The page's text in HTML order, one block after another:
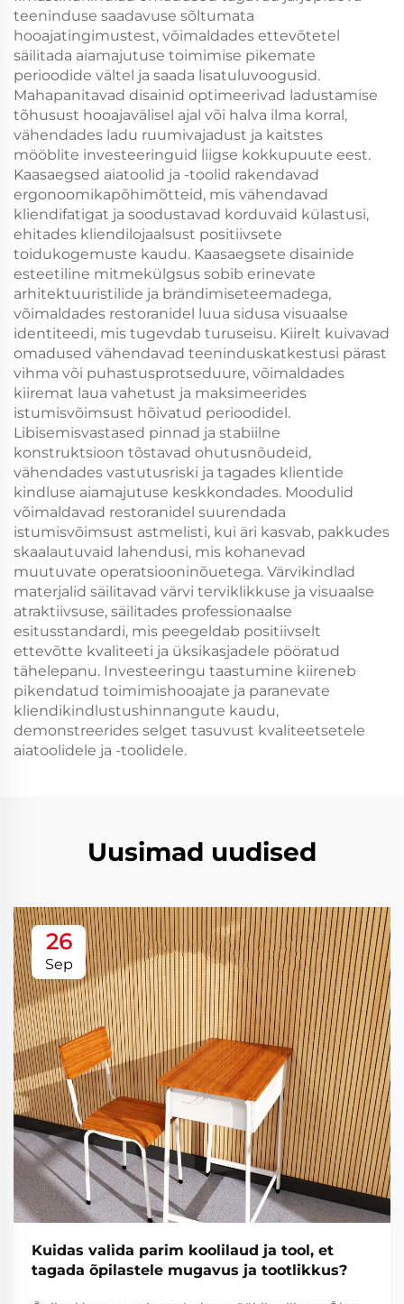
teeninduse saadavuse sõltumata
hooajatingimustest, võimaldades ettevõtetel
säilitada aiamajutuse toimimise pikemate
perioodide vältel ja saada lisatuluvoogusid.
Mahapanitavad disainid optimeerivad ladustamise
tõhusust hooajavälisel ajal või halva ilma korral,
vähendades ladu ruumivajadust ja kaitstes
mööblite investeeringuid liigse kokkupuute eest.
Kaasaegsed aiatoolid ja -toolid rakendavad
ergonoomikapõhimõtteid, mis vähendavad
kliendifatigat ja soodustavad korduvaid külastusi,
ehitades kliendilojaalsust positiivsete
toidukogemuste kaudu. Kaasaegsete disainide
esteetiline mitmekülgsus sobib erinevate
arhitektuuristilide ja brändimiseteemadega,
võimaldades restoranidel luua sidusa visuaalse
identiteedi, mis tugevdab turuseisu. Kiirelt kuivavad
omadused vähendavad teeninduskatkestusi pärast
vihma või puhastusprotseduure, võimaldades
kiiremat laua vahetust ja maksimeerides
istumisvõimsust hõivatud perioodidel.
Libisemisvastased pinnad ja stabiilne
konstruktsioon tõstavad ohutusnõudeid,
vähendades vastutusriski ja tagades klientide
kindluse aiamajutuse keskkondades. Moodulid
võimaldavad restoranidel suurendada
istumisvõimsust astmelisti, kui äri kasvab, pakkudes
skaalautuvaid lahendusi, mis kohanevad
muutuvate operatsiooninõuetega. Värvikindlad
materjalid säilitavad värvi terviklikkuse ja visuaalse
atraktiivsuse, säilitades professionaalse
esitusstandardi, mis peegeldab positiivselt
ettevõtte kvaliteeti ja üksikasjadele pööratud
tähelepanu. Investeeringu taastumine kiireneb
pikendatud toimimishooajate ja paranevate
kliendikindlustushinnangute kaudu,
demonstreerides selget tasuvust kvaliteetsetele
aiatoolidele ja -toolidele.
Uusimad uudised
26
Sep
Kuidas valida parim koolilaud ja tool, et
tagada õpilastele mugavus ja tootlikkus?